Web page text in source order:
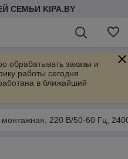
СЕМЬИ KIPA.BY
обрабатывать заказы и
работы сегодня
в ближайший
220 В/50-60 Гц,